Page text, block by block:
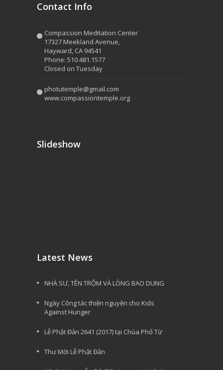
Contact Info
Compassion Meditation Center
17327 Meekland Avenue,
Hayward, CA 94541
Phone: 510.481.1577
Closed on Tuesday
photutemple@gmail.com
www.compassiontemple.org
Slideshow
Latest News
NHÀ SƯ, TÊN TRỘM VÀ LÒNG BAO DUNG
Ngày Công tác thiện nguyện cho Kids
Against Hunger
Lễ Phật Đản 2641 (2017) tại Chùa Phổ Từ
Thư Mời Lễ Phật Đản